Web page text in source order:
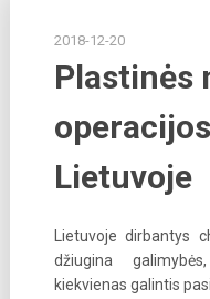
2018-12-20
Plastinės
Lietuvoje
Lietuvoje dirbantys
džiugina
kiekvienas galintis